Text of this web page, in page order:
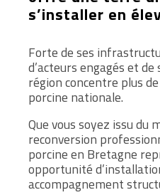
s’installer en
Forte de ses
d’acteurs engagés et
région concentre plus
porcine nationale.
Que vous soyez issu du
reconversion
porcine en Bretagne
opportunité
accompagnement